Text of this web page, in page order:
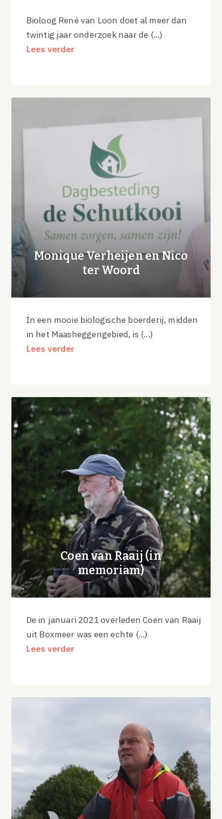
Bioloog René van Loon doet al meer dan
twintig jaar onderzoek naar de (...)
Lees verder
Monique Verheijen en Nico
ter Woord
In een mooie biologische boerderij, midden
in het Maasheggengebied, is (...)
Lees verder
Coen van Raaij (in
memoriam)
De in januari 2021 overleden Coen van Raaij
uit Boxmeer was een echte (...)
Lees verder